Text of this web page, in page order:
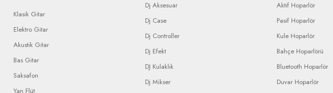
Klasik Gitar
Elektro Gitar
Akustik Gitar
Bas Gitar
Saksafon
Yan Flüt
Dj Aksesuar
Dj Case
Dj Controller
Dj Efekt
DJ Kulaklık
Dj Mikser
Aktif Hoparlör
Pasif Hoparlör
Kule Hoparlör
Bahçe Hoparlörü
Bluetooth Hoparlör
Duvar Hoparlör